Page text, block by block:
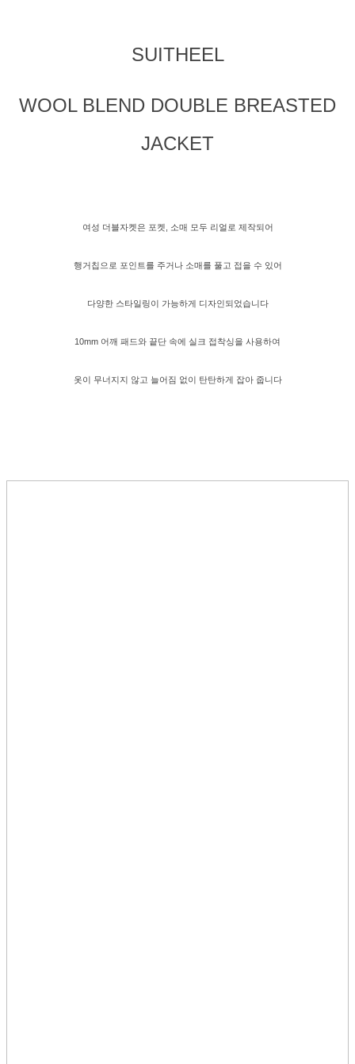
SUITHEEL
WOOL BLEND DOUBLE BREASTED
JACKET
여성 더블자켓은 포켓, 소매 모두 리얼로 제작되어
행거칩으로 포인트를 주거나 소매를 풀고 접을 수 있어
다양한 스타일링이 가능하게 디자인되었습니다
10mm 어깨 패드와 끝단 속에 실크 접착싱을 사용하여
옷이 무너지지 않고 늘어짐 없이 탄탄하게 잡아 줍니다